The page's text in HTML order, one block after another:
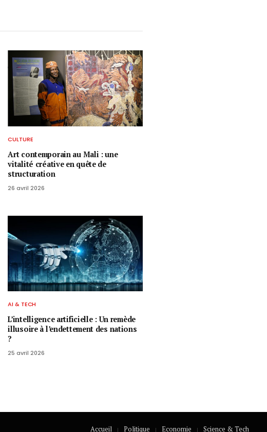
CULTURE
Art contemporain au Mali : une
vitalité créative en quête de
structuration
26 avril 2026
AI & TECH
L’intelligence artificielle : Un remède
illusoire à l’endettement des nations
?
25 avril 2026
Accueil Politique Economie Science & Tech